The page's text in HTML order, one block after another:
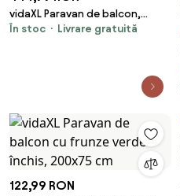
vidaXL Paravan de balcon,
frunze verde închis, 600x150
În stoc Livrare gratuită
122,99 RON